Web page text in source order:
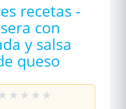
recetas -
con
y salsa
queso
★ ★ ★ ★